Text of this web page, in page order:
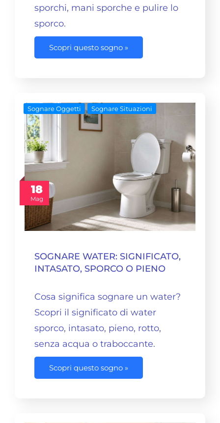
sporchi, mani sporche e pulire lo
sporco.
Scopri questo sogno »
18
Mag
Sognare Oggetti Sognare Situazioni
SOGNARE WATER: SIGNIFICATO,
INTASATO, SPORCO O PIENO
Cosa significa sognare un water?
Scopri il significato di water
sporco, intasato, pieno, rotto,
senza acqua o traboccante.
Scopri questo sogno »